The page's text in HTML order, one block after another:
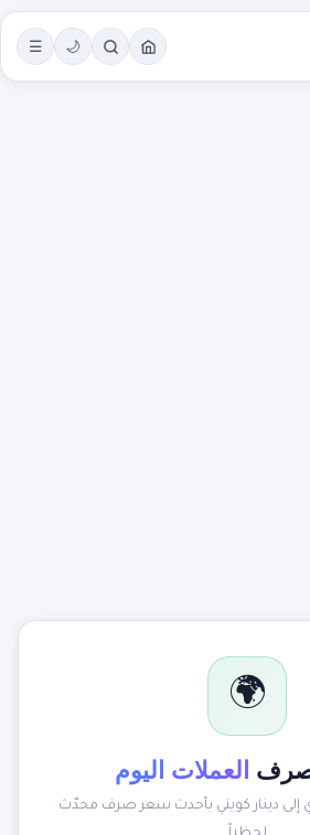
🌙
☰
🌍
صرف العملات اليوم
إلى دينار كويتي بأحدث سعر صرف محدّث